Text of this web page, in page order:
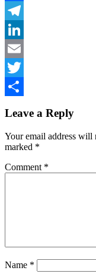
Facebook
Telegram
LinkedIn
Email
Twitter
Leave a Reply
Your email address will
marked *
Comment *
Name *